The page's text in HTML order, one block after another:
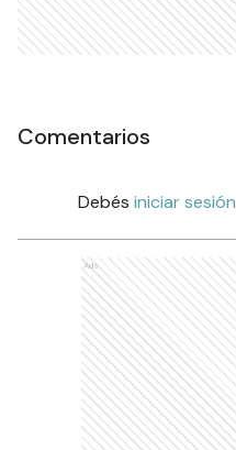
Comentarios
Debés iniciar sesión
Ads